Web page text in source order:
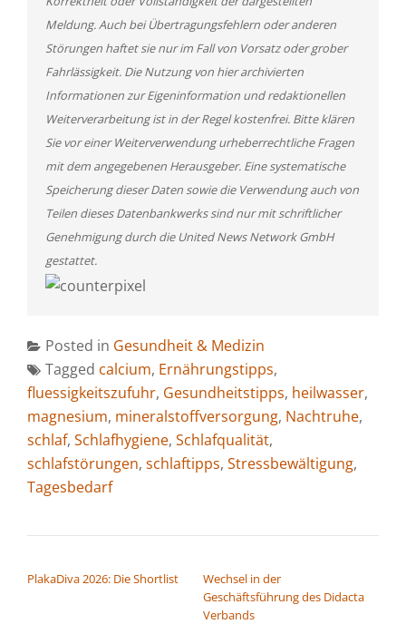
Meldung. Auch bei Übertragungsfehlern oder anderen
Störungen haftet sie nur im Fall von Vorsatz oder grober
Fahrlässigkeit. Die Nutzung von hier archivierten
Informationen zur Eigeninformation und redaktionellen
Weiterverarbeitung ist in der Regel kostenfrei. Bitte klären
Sie vor einer Weiterverwendung urheberrechtliche Fragen
mit dem angegebenen Herausgeber. Eine systematische
Speicherung dieser Daten sowie die Verwendung auch von
Teilen dieses Datenbankwerks sind nur mit schriftlicher
Genehmigung durch die United News Network GmbH
gestattet.
Posted in Gesundheit & Medizin
Tagged calcium, Ernährungstipps,
fluessigkeitszufuhr, Gesundheitstipps, heilwasser,
magnesium, mineralstoffversorgung, Nachtruhe,
schlaf, Schlafhygiene, Schlafqualität,
schlafstörungen, schlaftipps, Stressbewältigung,
Tagesbedarf
PlakaDiva 2026: Die Shortlist
Wechsel in der
Geschäftsführung des Didacta
Verbands